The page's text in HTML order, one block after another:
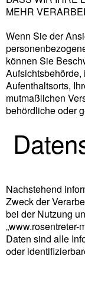
MEHR
Wenn Sie der
können Sie
Aufenthaltsorts,
mutmaßlichen
behördliche oder
Nachstehend
Zweck der
bei der Nutzung
Daten sind alle
oder